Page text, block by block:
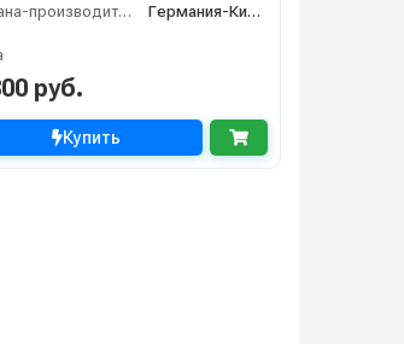
Страна-производитель
Германия-Китай
руб.
Купить